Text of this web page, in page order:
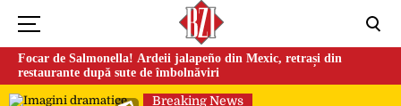
Focar de Salmonella! Ardeii jalapeño din Mexic, retrași din
restaurante după sute de îmbolnăviri
Breaking News